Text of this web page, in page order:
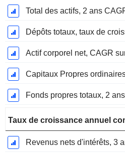
Total des actifs, 2 ans
Actif corporel net, CAGR
Capitaux Propres
Fonds propres totaux, 2
Taux de croissance annuel
Revenus nets d'intérêts, 3